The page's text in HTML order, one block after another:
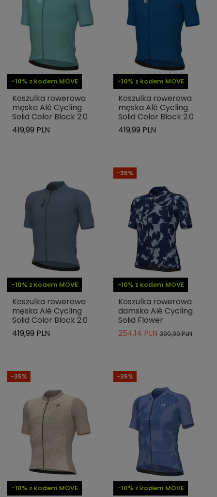
-10% z kodem MOVE
Koszulka rowerowa
męska Alé Cycling
Solid Color Block 2.0
419,99 PLN
-10% z kodem MOVE
Koszulka rowerowa
męska Alé Cycling
Solid Color Block 2.0
419,99 PLN
-10% z kodem MOVE
Koszulka rowerowa
męska Alé Cycling
Solid Color Block 2.0
419,99 PLN
-10% z kodem MOVE
-35%
Koszulka rowerowa
damska Alé Cycling
Solid Flower
254,14 PLN 390,99 PLN
-10% z kodem MOVE
-35%
-10% z kodem MOVE
-35%